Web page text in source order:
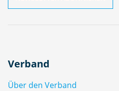
Verband
Über den Verband